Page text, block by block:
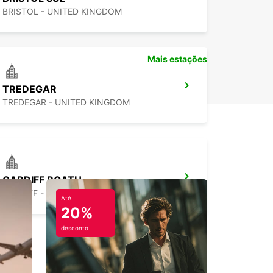
BRISTOL - UNITED KINGDOM
TREDEGAR
TREDEGAR - UNITED KINGDOM
CARDIFF ROATH
CARDIFF - UNITED KINGDOM
Mais estações
Até
20%
desconto